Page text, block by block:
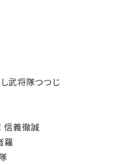
武将隊つつじ
信義徹誠
羅